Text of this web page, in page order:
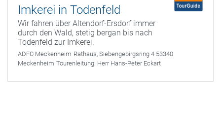
Imkerei in Todenfeld
Wir fahren über Altendorf-Ersdorf immer
durch den Wald, stetig bergan bis nach
Todenfeld zur Imkerei.
ADFC Meckenheim Rathaus, Siebengebirgsring 4 53340
Meckenheim Tourenleitung: Herr Hans-Peter Eckart